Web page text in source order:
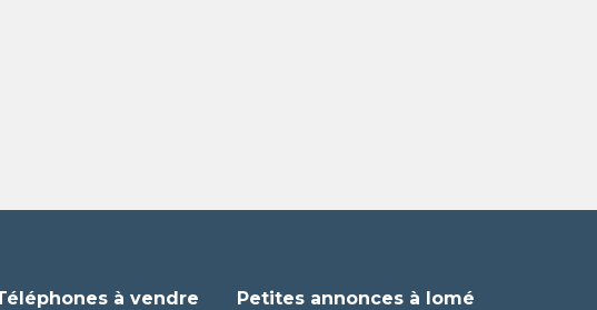
à vendre Petites annonces à lomé